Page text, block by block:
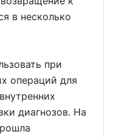
в несколько
при
операций для
диагнозов. На